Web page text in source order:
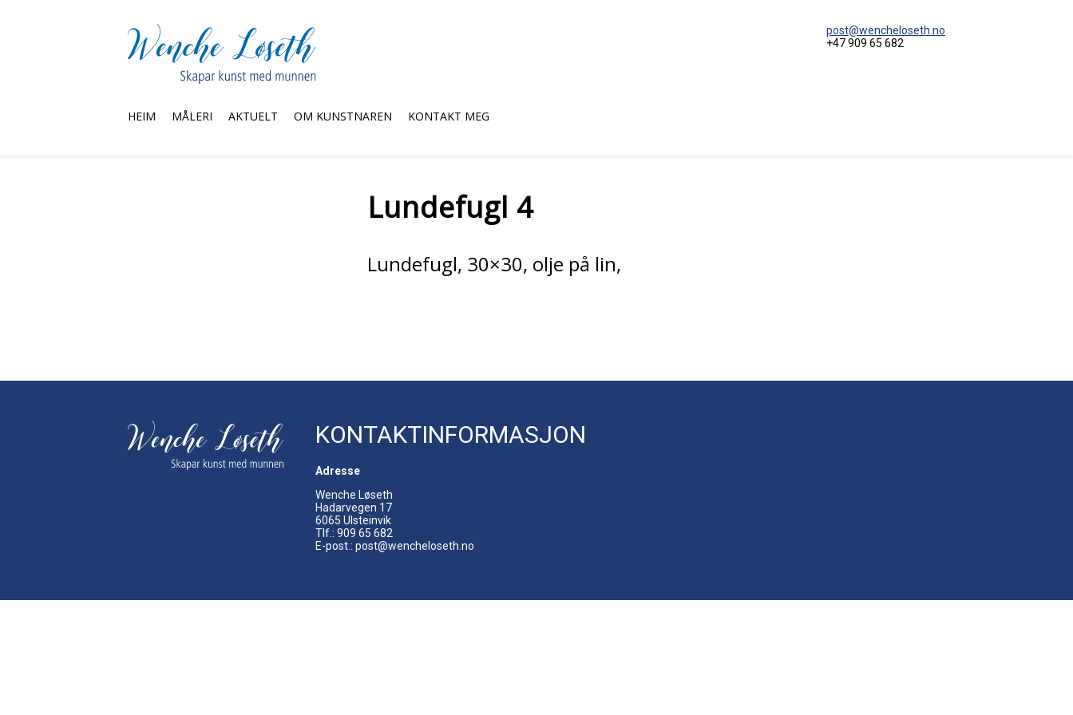
post@wencheloseth.no
+47 909 65 682
HEIM MÅLERI AKTUELT OM KUNSTNAREN KONTAKT MEG
Lundefugl 4
Lundefugl, 30×30, olje på lin,
KONTAKTINFORMASJON
Adresse
Wenche Løseth
Hadarvegen 17
6065 Ulsteinvik
Tlf.: 909 65 682
E-post.: post@wencheloseth.no